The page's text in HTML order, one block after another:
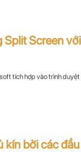
Screen
tích hợp vào trình
kín bởi các